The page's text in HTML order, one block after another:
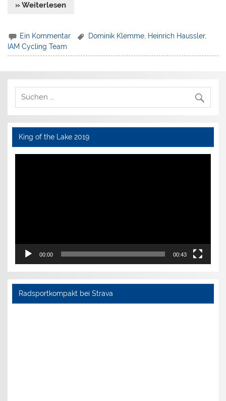
» Weiterlesen
Ein Kommentar Dominik Klemme Heinrich Haussler,
IAM Cycling Team
King of the Lake 2019
Video-
00:00 00:43
Radsportkompakt bei Strava